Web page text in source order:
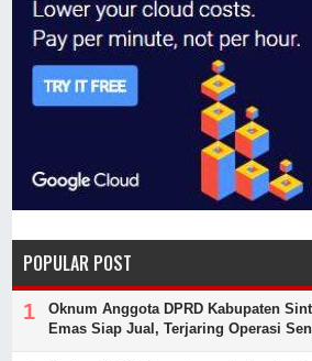
POPULAR POST
Oknum Anggota DPRD Kabupaten
Emas Siap Jual, Terjaring Operasi